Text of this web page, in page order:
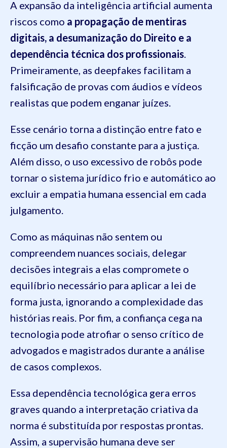
A expansão da inteligência artificial aumenta
riscos como a propagação de mentiras
digitais, a desumanização do Direito e a
dependência técnica dos profissionais
Primeiramente, as deepfakes facilitam a
falsificação de provas com áudios e vídeos
realistas que podem enganar juízes.
Esse cenário torna a distinção entre fato e
ficção um desafio constante para a justiça.
Além disso, o uso excessivo de robôs pode
tornar o sistema jurídico frio e automático ao
excluir a empatia humana essencial em cada
julgamento.
Como as máquinas não sentem ou
compreendem nuances sociais, delegar
decisões integrais a elas compromete o
equilíbrio necessário para aplicar a lei de
forma justa, ignorando a complexidade das
histórias reais. Por fim, a confiança cega na
tecnologia pode atrofiar o senso crítico de
advogados e magistrados durante a análise
de casos complexos.
Essa dependência tecnológica gera erros
graves quando a interpretação criativa da
norma é substituída por respostas prontas.
Assim, a supervisão humana deve ser